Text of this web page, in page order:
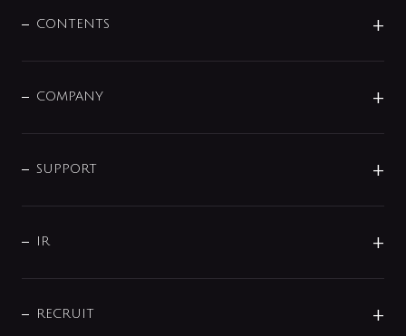
その他
センサー・タッチ水栓
単水栓
分岐
配管システム
バス・空調周辺用品
CONTENTS
じぶんシャワーが見つかる
COMPANY
企業理念
会社概要
事業所案内
SUPPORT
よくあるご質問
データダウンロード
IR
IRニュース
RECRUIT